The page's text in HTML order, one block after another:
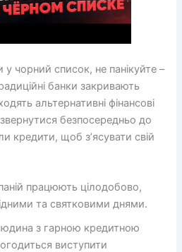
чорний список, не панікуйте –
банки закривають
альтернативні фінансові
безпосередньо до
кредити, щоб з’ясувати свій
працюють цілодобово,
та святковими днями.
з гарною кредитною
виступити